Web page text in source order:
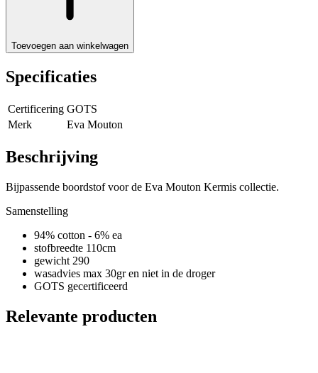
Toevoegen aan winkelwagen
Specificaties
Certificering GOTS
Merk
Eva Mouton
Beschrijving
Bijpassende boordstof voor de Eva Mouton Kermis collectie.
Samenstelling
94% cotton - 6% ea
stofbreedte 110cm
gewicht 290
wasadvies max 30gr en niet in de droger
GOTS gecertificeerd
Relevante producten